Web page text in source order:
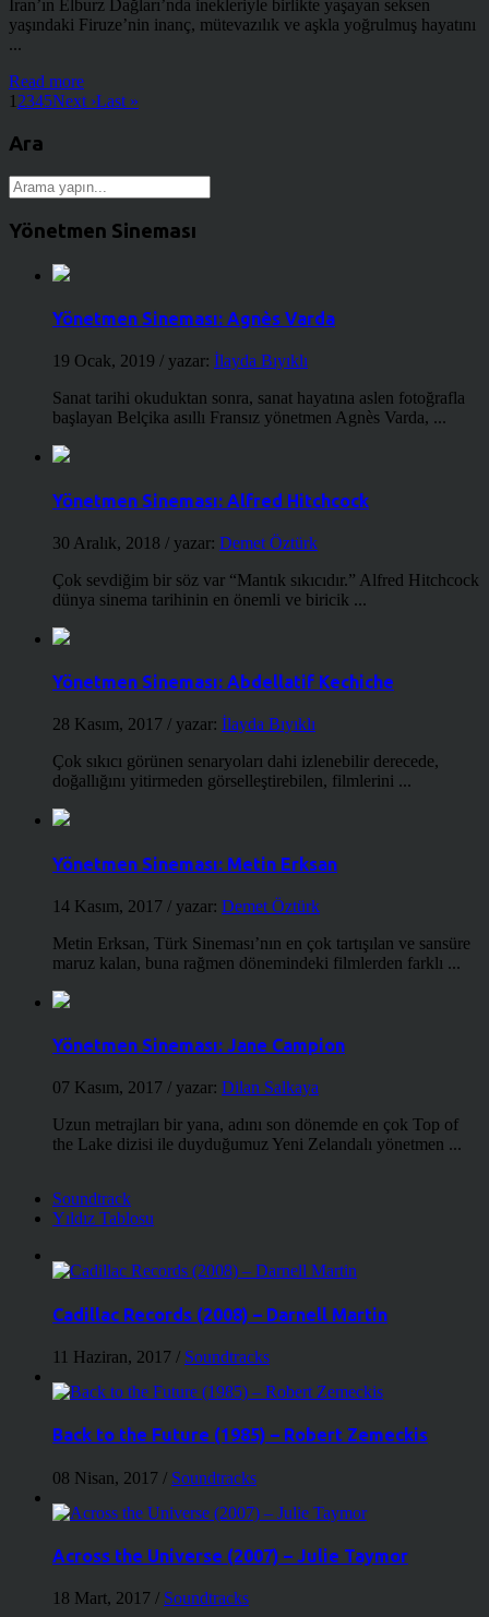
İran’ın Elburz Dağları’nda inekleriyle birlikte yaşayan seksen
yaşındaki Firuze’nin inanç, mütevazılık ve aşkla yoğrulmuş hayatını
...
Read more
1 2345Next ›Last »
Ara
Yönetmen Sineması
Yönetmen Sineması: Agnès Varda
19 Ocak, 2019 / yazar: İlayda Bıyıklı
Sanat tarihi okuduktan sonra, sanat hayatına aslen fotoğrafla
başlayan Belçika asıllı Fransız yönetmen Agnès Varda, ...
Yönetmen Sineması: Alfred Hitchcock
30 Aralık, 2018 / yazar: Demet Öztürk
Çok sevdiğim bir söz var “Mantık sıkıcıdır.” Alfred Hitchcock
dünya sinema tarihinin en önemli ve biricik ...
Yönetmen Sineması: Abdellatif Kechiche
28 Kasım, 2017 / yazar: İlayda Bıyıklı
Çok sıkıcı görünen senaryoları dahi izlenebilir derecede,
doğallığını yitirmeden görselleştirebilen, filmlerini ...
Yönetmen Sineması: Metin Erksan
14 Kasım, 2017 / yazar: Demet Öztürk
Metin Erksan, Türk Sineması’nın en çok tartışılan ve sansüre
maruz kalan, buna rağmen dönemindeki filmlerden farklı ...
Yönetmen Sineması: Jane Campion
07 Kasım, 2017 / yazar: Dilan Salkaya
Uzun metrajları bir yana, adını son dönemde en çok Top of
the Lake dizisi ile duyduğumuz Yeni Zelandalı yönetmen ...
Soundtrack
Yıldız Tablosu
Cadillac Records (2008) – Darnell Martin
11 Haziran, 2017 / Soundtracks
Back to the Future (1985) – Robert Zemeckis
08 Nisan, 2017 / Soundtracks
Across the Universe (2007) – Julie Taymor
18 Mart, 2017 / Soundtracks